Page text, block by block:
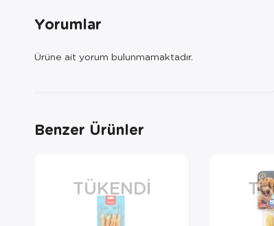
Yorumlar
Ürüne ait yorum bulunmamaktadır.
Benzer Ürünler
TÜKENDI